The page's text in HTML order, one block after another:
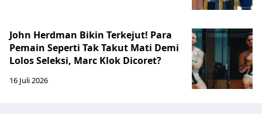
John Herdman Bikin Terkejut! Para
Pemain Seperti Tak Takut Mati Demi
Lolos Seleksi, Marc Klok Dicoret?
16 Juli 2026